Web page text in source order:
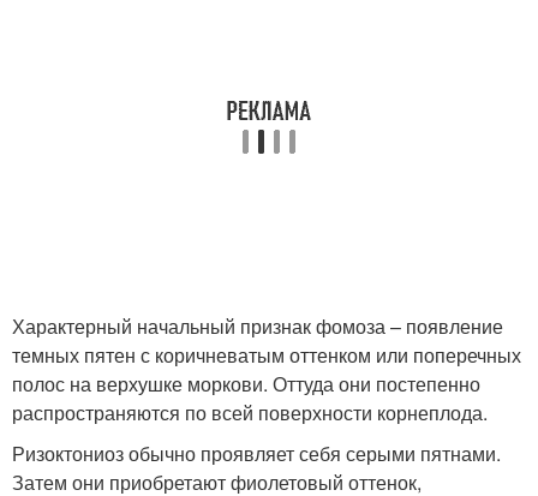
Характерный начальный признак фомоза – появление
темных пятен с коричневатым оттенком или поперечных
полос на верхушке моркови. Оттуда они постепенно
распространяются по всей поверхности корнеплода.
Ризоктониоз обычно проявляет себя серыми пятнами.
Затем они приобретают фиолетовый оттенок,